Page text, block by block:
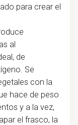
para crear el
al
de
Se
con la
hace de peso
y a la vez,
el frasco, la